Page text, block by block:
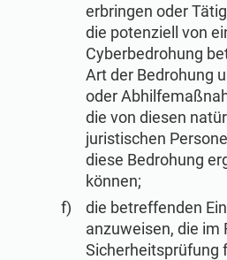
erbringen oder
die potenziell von
Cyberbedrohung
Art der Bedrohung
oder
die von diesen
juristischen
diese Bedrohung
können;
die betreffenden
anzuweisen, die im
Sicherheitsprüfung